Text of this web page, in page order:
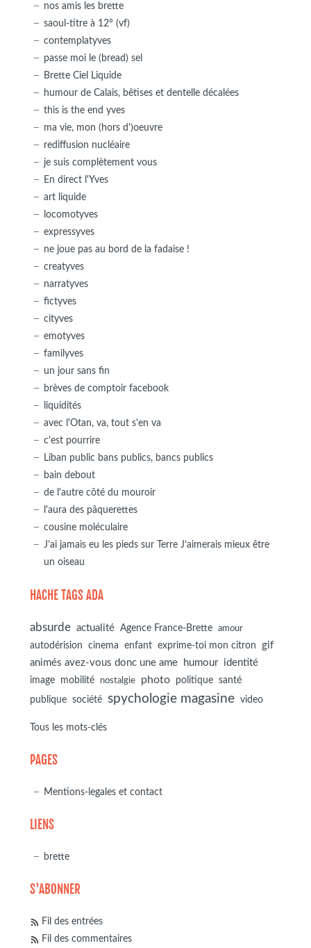
nos amis les brette
saoul-titre à 12° (vf)
contemplatyves
passe moi le (bread) sel
Brette Ciel Liquide
humour de Calais, bêtises et dentelle décalées
this is the end yves
ma vie, mon (hors d')oeuvre
rediffusion nucléaire
je suis complètement vous
En direct l'Yves
art liquide
locomotyves
expressyves
ne joue pas au bord de la fadaise !
creatyves
narratyves
fictyves
cityves
emotyves
familyves
un jour sans fin
brèves de comptoir facebook
liquidités
avec l'Otan, va, tout s'en va
c'est pourrire
Liban public bans publics, bancs publics
bain debout
de l'autre côté du mouroir
l'aura des pâquerettes
cousine moléculaire
J’ai jamais eu les pieds sur Terre J’aimerais mieux être
un oiseau
HACHE TAGS ADA
absurde actualité Agence France-Brette amour
autodérision cinema enfant exprime-toi mon citron
gif
animés avez-vous donc une ame
humour identité
image mobilité nostalgie photo politique
santé
publique
société spychologie magasine video
Tous les mots-clés
PAGES
Mentions-legales et contact
LIENS
brette
S'ABONNER
Fil des entrées
Fil des commentaires